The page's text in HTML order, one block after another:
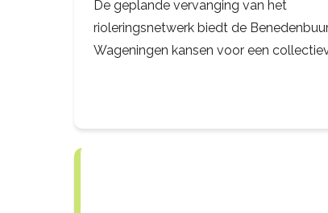
De geplande vervanging van het
rioleringsnetwerk biedt de
Wageningen kansen voor een